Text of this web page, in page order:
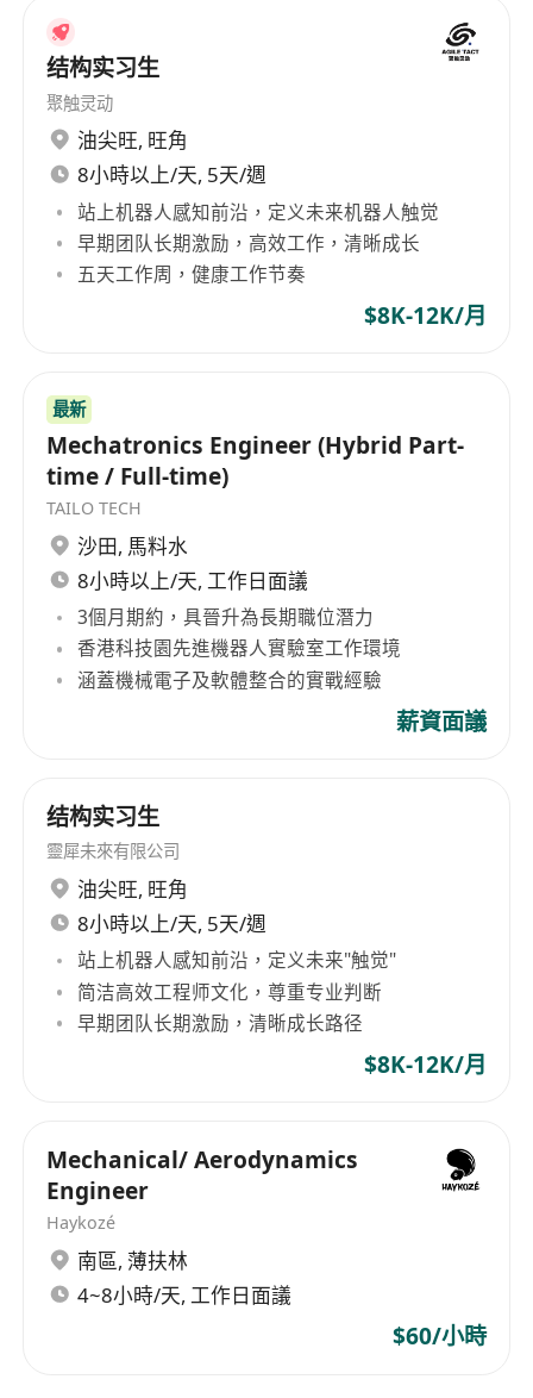
之初仅用1小时便突破了100万美元的众筹金额，众
筹期间40多天时间共筹集超345万美元，成为全球
消费类机器人领域中众筹金额最高的公司，并于
2023年成功实现量产和全球交付。2024年度销量不
断攀升，预计在未来几年内实现数十倍的销量增
长。
结构实习生
聚触灵动
油尖旺, 旺角
8小時以上/天, 5天/週
站上机器人感知前沿，定义未来机器人触觉
早期团队长期激励，高效工作，清晰成长
五天工作周，健康工作节奏
$8K-12K/月
最新
Mechatronics Engineer (Hybrid Part-
time / Full-time)
TAILO TECH
沙田, 馬料水
8小時以上/天, 工作日面議
3個月期約，具晉升為長期職位潛力
香港科技園先進機器人實驗室工作環境
涵蓋機械電子及軟體整合的實戰經驗
薪資面議
结构实习生
靈犀未來有限公司
油尖旺, 旺角
8小時以上/天, 5天/週
站上机器人感知前沿，定义未来"触觉"
简洁高效工程师文化，尊重专业判断
早期团队长期激励，清晰成长路径
$8K-12K/月
Mechanical/ Aerodynamics
Engineer
Haykozé
南區, 薄扶林
4~8小時/天, 工作日面議
$60/小時